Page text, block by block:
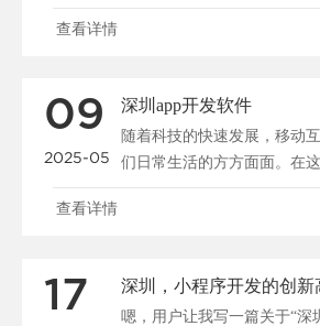
践。在快速发展的城市化进
查看详情
09
2025-05
深圳app开发软件
随着科技的快速发展，移动
们日常生活的方方面面。在
为中国的科技创新高地，吸
查看详情
17 深圳，小程序开发的创新
嗯，用户让我写一篇关于“深